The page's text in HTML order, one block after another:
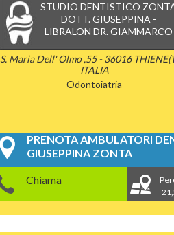
STUDIO DENTISTICO
DOTT. GIUSEPPINA -
LIBRALON DR. GIAMMARCO
S. Maria Dell' Olmo ,55 - 36016
ITALIA
Odontoiatria
PRENOTA AMBULATORI
GIUSEPPINA ZONTA
Chiama